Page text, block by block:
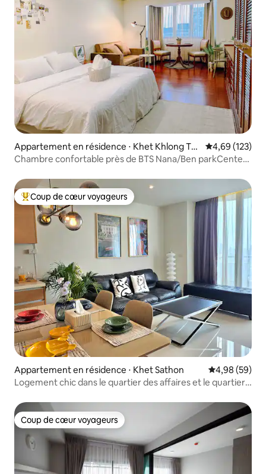
Appartement en résidence ⋅ Khet Khlong To
ei
Évaluation
4,69 (123)
Chambre confortable près de BTS Nana/Ben parkCenter
Coups de cœur voyageurs les plus appréciés
Coup de cœur voyageurs
Appartement en résidence ⋅ Khet Sathon Évaluation
4,98 (59)
Logement chic dans le quartier des affaires et le quartier
Coup de cœur voyageurs
Coup de cœur voyageurs